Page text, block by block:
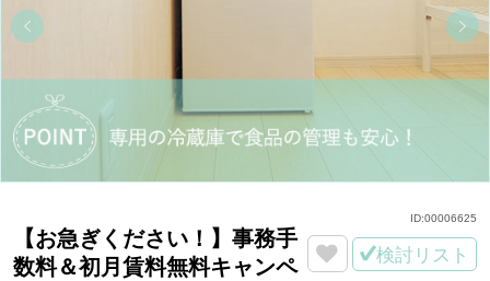
【お急ぎください！】事務手
数料＆初月賃料無料キャンペ
検討リスト
ID:00006625